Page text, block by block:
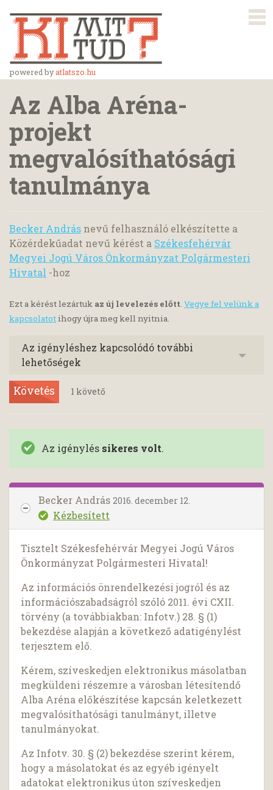
powered byatlatszo.hu
Az Alba Aréna-
projekt
megvalósíthatósági
tanulmánya
Becker András nevű felhasználó elkészítette a
Közérdekűadat nevű kérést a Székesfehérvár
Megyei Jogú Város Önkormányzat Polgármesteri
Hivatal -hoz
Ezt a kérést lezártuk az új levelezés előtt. Vegye fel velünk a
kapcsolatotihogy újra meg kell nyitnia.
Az igényléshez kapcsolódó további
lehetőségek
Követés 1 követő
Az igénylés sikeres volt.
Becker András 2016. december 12.
Kézbesített
Tisztelt Székesfehérvár Megyei Jogú Város
Önkormányzat Polgármesteri Hivatal!
Az információs önrendelkezési jogról és az
információszabadságról szóló 2011. évi CXII.
törvény (a továbbiakban: Infotv.) 28. § (1)
bekezdése alapján a következő adatigénylést
terjesztem elő.
Kérem, szíveskedjen elektronikus másolatban
megküldeni részemre a városban létesítendő
Alba Aréna előkészítése kapcsán keletkezett
megvalósíthatósági tanulmányt, illetve
tanulmányokat.
Az Infotv. 30. § (2) bekezdése szerint kérem,
hogy a másolatokat és az egyéb igényelt
adatokat elektronikus úton szíveskedjen